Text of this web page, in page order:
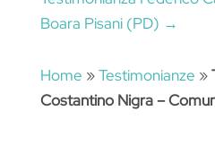
Boara Pisani (PD) →
Home »Testimonianze »
Costantino Nigra –